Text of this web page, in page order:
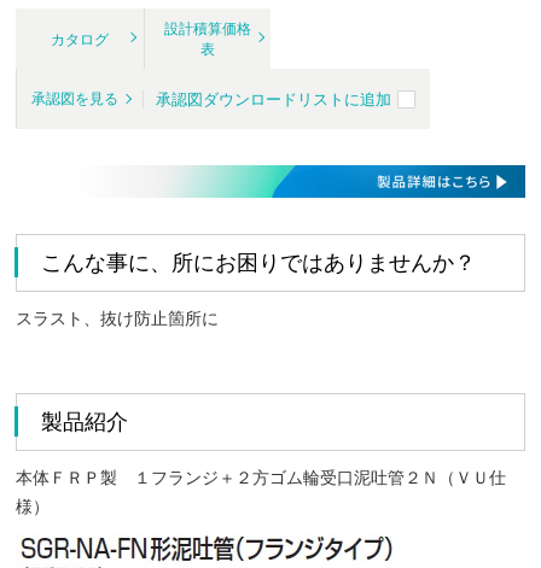
カタログ
設計積算価格
表
承認図を見る 承認図ダウンロードリストに追加
こんな事に、所にお困りではありませんか？
スラスト、抜け防止箇所に
製品紹介
本体ＦＲＰ製 １フランジ＋２方ゴム輪受口泥吐管２Ｎ（ＶＵ仕
様）